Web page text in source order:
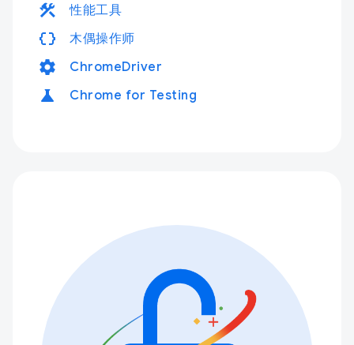
construction 性能工具
data_object 木偶操作师
settings ChromeDriver
science Chrome for Testing